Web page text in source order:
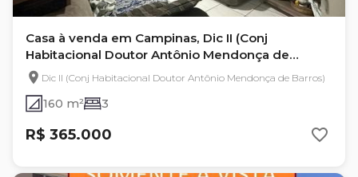
Casa à venda em Campinas, Dic II (Conj
Habitacional Doutor Antônio Mendonça de
Barros)
Dic II (Conj Habitacional Doutor Antônio Mendonça de Barros)
160 m² 3
R$ 365.000